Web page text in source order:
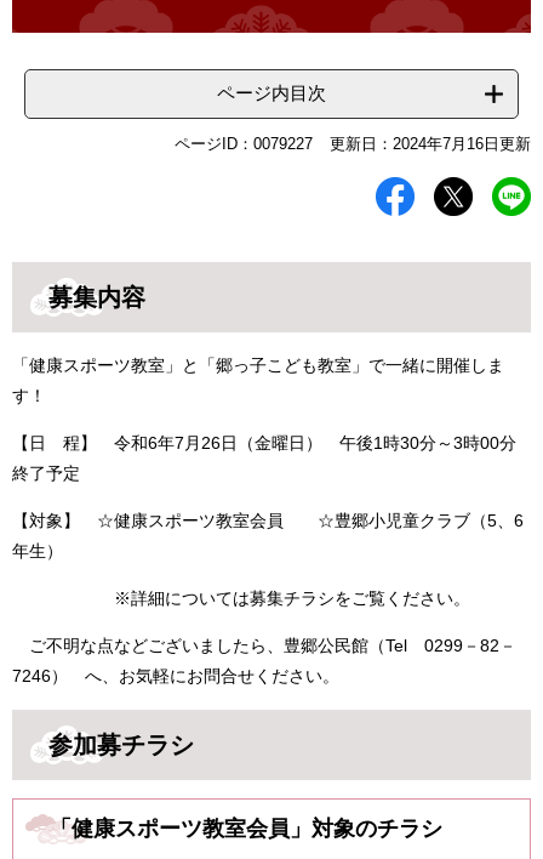
ページ内目次
ページID：0079227 更新日：2024年7月16日更新
募集内容
「健康スポーツ教室」と「郷っ子こども教室」で一緒に開催しま
す！
【日 程】 令和6年7月26日（金曜日） 午後1時30分～3時00分
終了予定
【対象】 ☆健康スポーツ教室会員 ☆豊郷小児童クラブ（5、6
年生）
※詳細については募集チラシをご覧ください。
ご不明な点などございましたら、豊郷公民館（Tel 0299－82－
7246） へ、お気軽にお問合せください。
参加募チラシ
「健康スポーツ教室会員」対象のチラシ